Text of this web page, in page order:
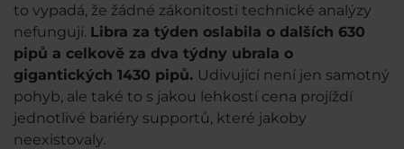
to vypadá, že žádné zákonitosti technické analýzy
nefungují. Libra za týden oslabila o dalších 630
pipů a celkově za dva týdny ubrala o
gigantických 1430 pipů. Udivující není jen samotný
pohyb, ale také to s jakou lehkostí cena projíždí
jednotlivé bariéry supportů, které jakoby
neexistovaly.